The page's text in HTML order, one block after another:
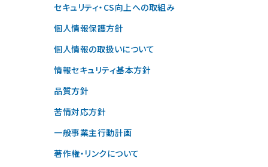
セキュリティ・CS向上への取組み
個人情報保護方針
個人情報の取扱いについて
情報セキュリティ基本方針
品質方針
苦情対応方針
一般事業主行動計画
著作権・リンクについて